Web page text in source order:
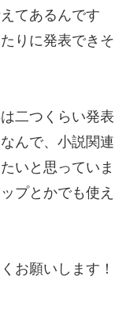
てあるんです
りに発表できそ
二つくらい発表
んで、小説関連
いと思っていま
プとかでも使え
お願いします！